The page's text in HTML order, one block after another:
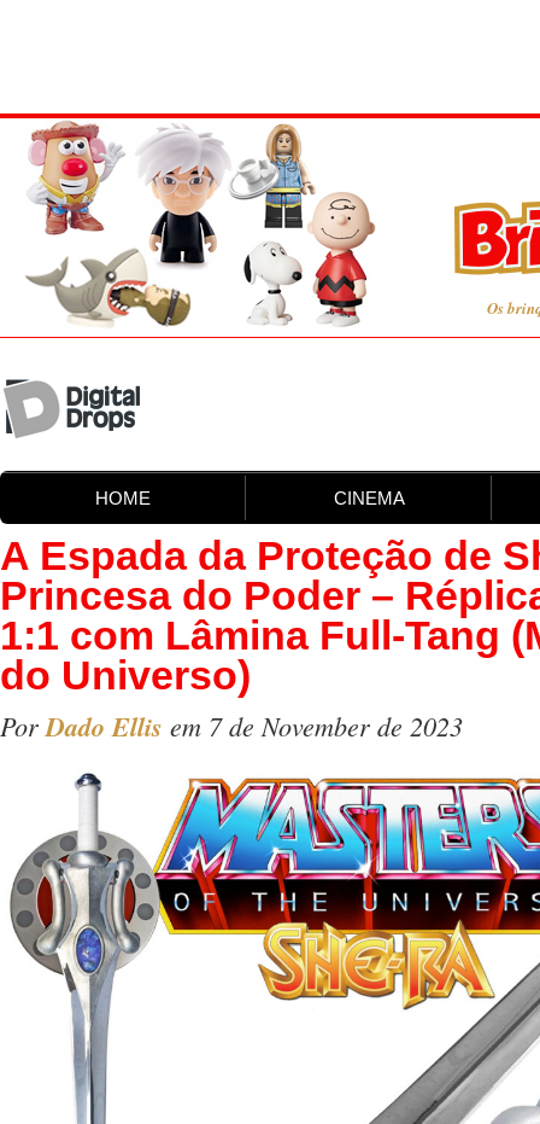
Os
HOME CINEMA
A Espada da Proteção de
Princesa do Poder –
1:1 com Lâmina Full-Tang
do Universo)
PorDado Ellis em 7 de November de 2023